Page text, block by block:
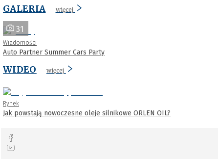
GALERIA więcej
31
Wiadomości
Auto Partner Summer Cars Party
WIDEO więcej
Rynek
Jak powstają nowoczesne oleje silnikowe ORLEN OIL?